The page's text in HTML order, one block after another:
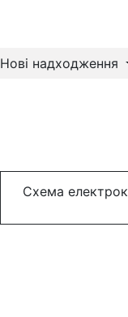
Нові надходження
Схема